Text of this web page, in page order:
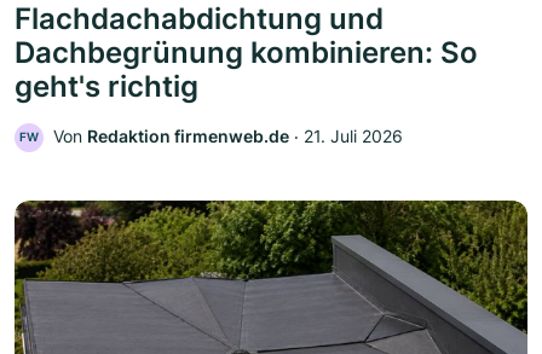
Flachdachabdichtung und
Dachbegrünung kombinieren: So
geht's richtig
FW Von Redaktion firmenweb.de ‧ 21. Juli 2026